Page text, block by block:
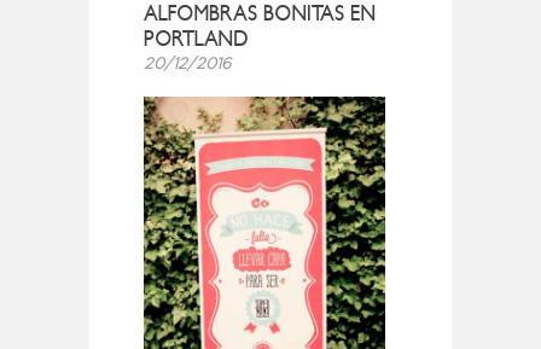
ALFOMBRAS BONITAS EN
PORTLAND
20/12/2016